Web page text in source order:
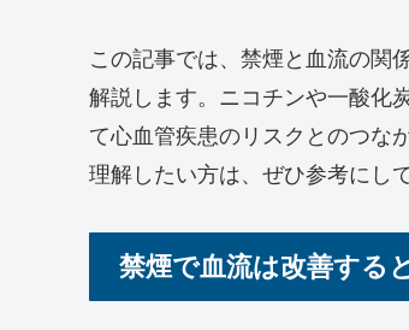
この記事では、禁煙と血流の関
解説します。ニコチンや一酸化
て心血管疾患のリスクとのつな
理解したい方は、ぜひ参考にし
禁煙で血流は改善する